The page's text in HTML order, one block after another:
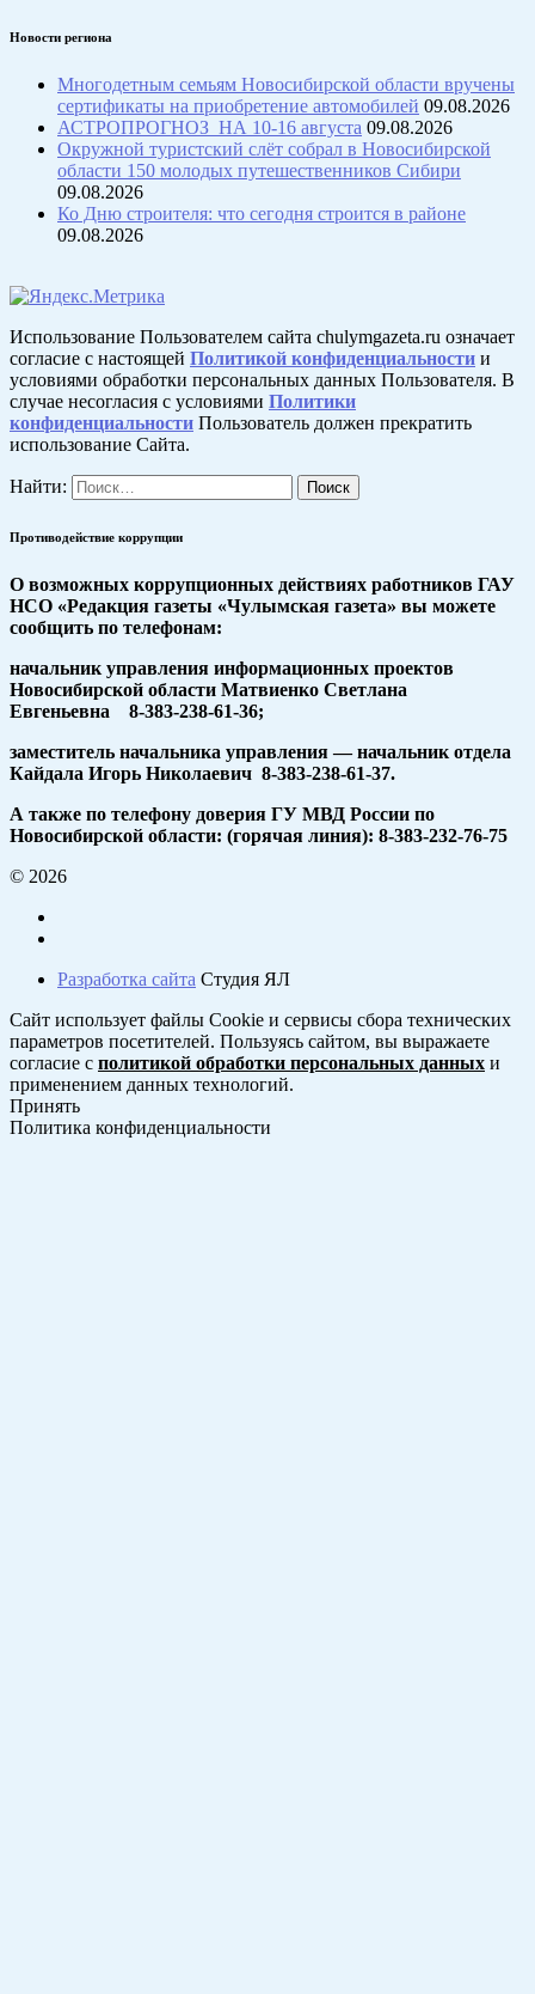
Новости региона
Многодетным семьям Новосибирской области вручены
сертификаты на приобретение автомобилей 09.08.2026
АСТРОПРОГНОЗ НА 10-16 августа 09.08.2026
Окружной туристский слёт собрал в Новосибирской
области 150 молодых путешественников Сибири
09.08.2026
Ко Дню строителя: что сегодня строится в районе
09.08.2026
Использование Пользователем сайта chulymgazeta.ru означает
согласие с настоящей Политикой конфиденциальности и
условиями обработки персональных данных Пользователя. В
случае несогласия с условиями Политики
конфиденциальности Пользователь должен прекратить
использование Сайта.
Найти:
Противодействие коррупции
О возможных коррупционных действиях работников ГАУ
НСО «Редакция газеты «Чулымская газета» вы можете
сообщить по телефонам:
начальник управления информационных проектов
Новосибирской области Матвиенко Светлана
Евгеньевна 8-383-238-61-36;
заместитель начальника управления — начальник отдела
Кайдала Игорь Николаевич 8-383-238-61-37.
А также по телефону доверия ГУ МВД России по
Новосибирской области: (горячая линия): 8-383-232-76-75
© 2026
Разработка сайта Студия ЯЛ
Сайт использует файлы Cookie и сервисы сбора технических
параметров посетителей. Пользуясь сайтом, вы выражаете
согласие с политикой обработки персональных данных и
применением данных технологий.
Принять
Политика конфиденциальности